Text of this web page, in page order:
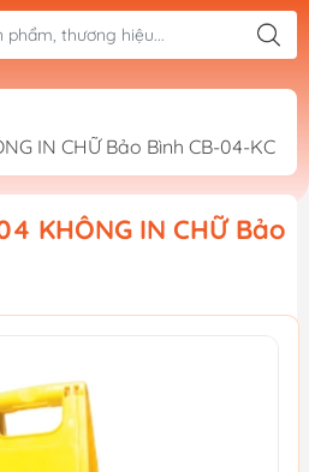
IN CHỮ Bảo Bình CB-04-KC
KHÔNG IN CHỮ Bảo